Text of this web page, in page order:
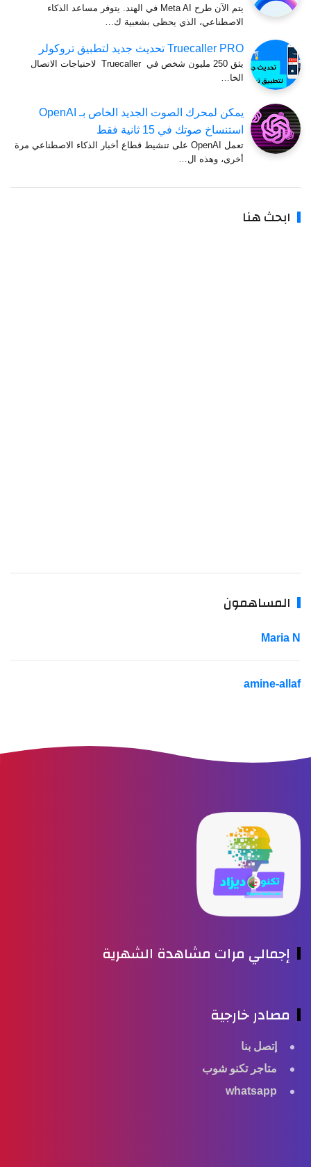
يتم الآن طرح Meta AI في الهند. يتوفر مساعد الذكاء
الاصطناعي، الذي يحظى بشعبية ك…
Truecaller PRO تحديث جديد لتطبيق تروكولر
يثق 250 مليون شخص في Truecaller لاحتياجات الاتصال
الخا…
يمكن لمحرك الصوت الجديد الخاص بـ OpenAI
استنساخ صوتك في 15 ثانية فقط
تعمل OpenAI على تنشيط قطاع أخبار الذكاء الاصطناعي مرة
أخرى، وهذه ال…
ابحث هنا
المساهمون
Maria N
amine-allaf
إجمالي مرات مشاهدة الشهرية
مصادر خارجية
إتصل بنا
متاجر تكنو شوب
whatsapp